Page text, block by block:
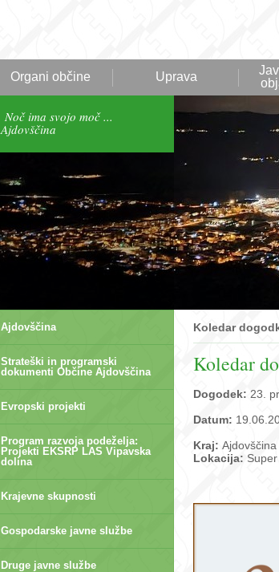
Organi občine Uprava
Noč ima svojo moč ...
Ajdovščina
Ajdovščina
Strateški in programski
dokumenti Občine Ajdovščina
Evropski projekti
Program razvoja podeželja:
Projekti EKSRP LAS Vipavska
dolina
Krajevne skupnosti
Gospodarske javne službe
Druge javne službe
Koledar
Koledar
Dogodek: 23.
Datum:
Kraj: Ajdovščina
Lokacija: